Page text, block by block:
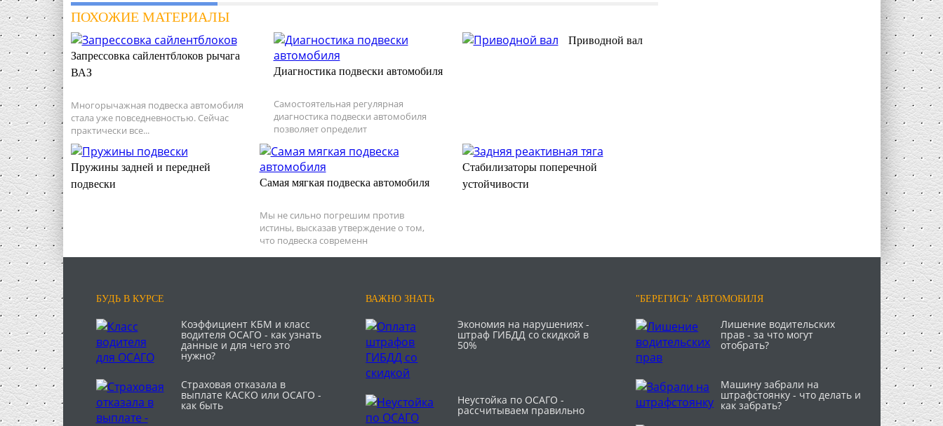
ПОХОЖИЕ МАТЕРИАЛЫ
Запрессовка сайлентблоков рычага
ВАЗ
Многорычажная подвеска автомобиля
стала уже повседневностью. Сейчас
практически все...
Диагностика подвески автомобиля
Самостоятельная регулярная
диагностика подвески автомобиля
позволяет определит
Приводной вал
Пружины задней и передней
подвески
Самая мягкая подвеска автомобиля
Мы не сильно погрешим против
истины, высказав утверждение о том,
что подвеска современн
Стабилизаторы поперечной
устойчивости
БУДЬ В КУРСЕ
Коэффициент КБМ и класс
водителя ОСАГО - как узнать
данные и для чего это
нужно?
Страховая отказала в
выплате КАСКО или ОСАГО -
как быть
ВАЖНО ЗНАТЬ
Экономия на нарушениях -
штраф ГИБДД со скидкой в
50%
Неустойка по ОСАГО -
рассчитываем правильно
"БЕРЕГИСЬ" АВТОМОБИЛЯ
Лишение водительских
прав - за что могут
отобрать?
Машину забрали на
штрафстоянку - что делать и
как забрать?